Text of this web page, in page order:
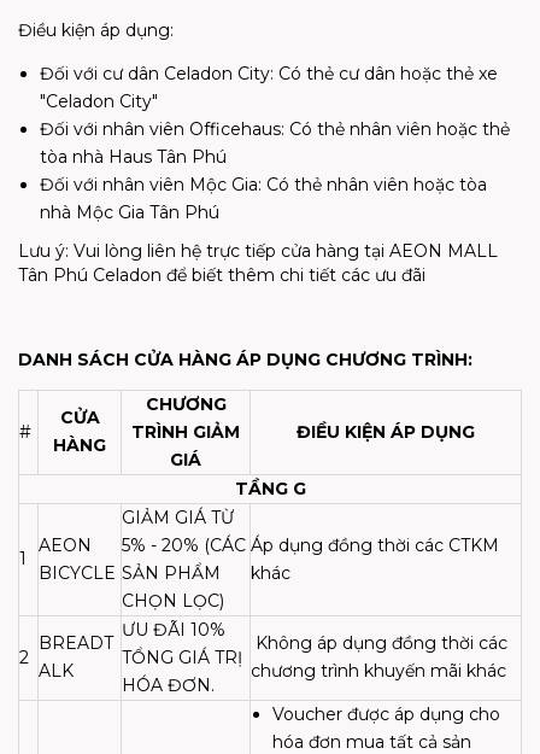
Điều kiện áp dụng:
Đối với cư dân Celadon City: Có thẻ cư dân hoặc thẻ xe
"Celadon City"
Đối với nhân viên Officehaus: Có thẻ nhân viên hoặc thẻ
tòa nhà Haus Tân Phú
Đối với nhân viên Mộc Gia: Có thẻ nhân viên hoặc tòa
nhà Mộc Gia Tân Phú
Lưu ý: Vui lòng liên hệ trực tiếp cửa hàng tại AEON MALL
Tân Phú Celadon để biết thêm chi tiết các ưu đãi
DANH SÁCH CỬA HÀNG ÁP DỤNG CHƯƠNG TRÌNH:
#
CỬA
HÀNG
CHƯƠNG
TRÌNH GIẢM
GIÁ
ĐIỀU KIỆN ÁP DỤNG
TẦNG G
1
AEON
BICYCLE
GIẢM GIÁ TỪ
5% - 20% (CÁC
SẢN PHẨM
CHỌN LỌC)
Áp dụng đồng thời các CTKM
khác
2
BREADT
ALK
ƯU ĐÃI 10%
TỔNG GIÁ TRỊ
HÓA ĐƠN.
Không áp dụng đồng thời các
chương trình khuyến mãi khác
Voucher được áp dụng cho
hóa đơn mua tất cả sản